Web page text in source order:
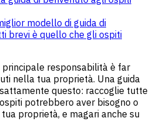
modello di guida di
brevi è quello che gli ospiti
responsabilità è far
nella tua proprietà. Una guida
questo: raccoglie tutte
potrebbero aver bisogno o
proprietà, e magari anche su